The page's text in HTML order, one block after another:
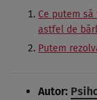
Ce putem
astfel de
Putem
Autor: